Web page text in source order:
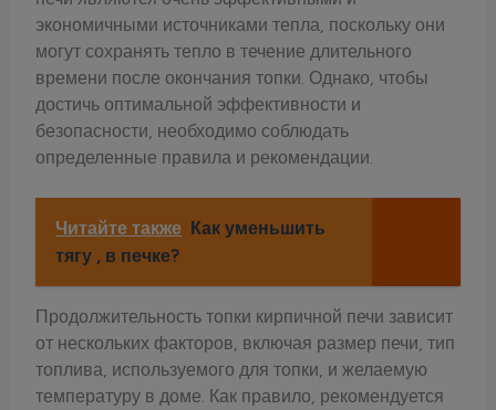
экономичными источниками тепла, поскольку они
могут сохранять тепло в течение длительного
времени после окончания топки. Однако, чтобы
достичь оптимальной эффективности и
безопасности, необходимо соблюдать
определенные правила и рекомендации.
Читайте также Как уменьшить
тягу , в печке?
Продолжительность топки кирпичной печи зависит
от нескольких факторов, включая размер печи, тип
топлива, используемого для топки, и желаемую
температуру в доме. Как правило, рекомендуется